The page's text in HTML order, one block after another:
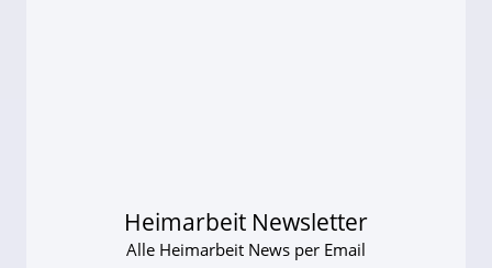
Heimarbeit Newsletter
Alle Heimarbeit News per Email